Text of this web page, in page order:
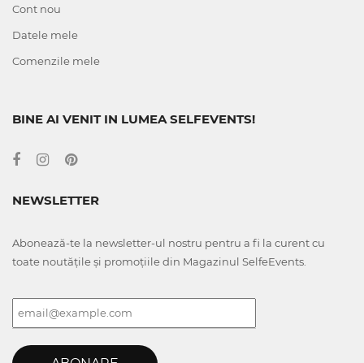
Cont nou
Datele mele
Comenzile mele
BINE AI VENIT IN LUMEA SELFEVENTS!
NEWSLETTER
Abonează-te la newsletter-ul nostru pentru a fi la curent cu
toate noutățile și promoțiile din Magazinul SelfeEvents.